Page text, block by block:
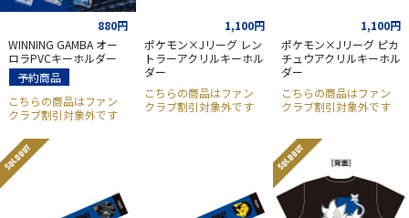
880円
WINNING GAMBA オー
ロラPVCキーホルダー
予約商品
こちらの商品はファン
クラブ割引対象外です
1,100円
ポケモン×Jリーグ レン
トラーアクリルキーホル
ダー
こちらの商品はファン
クラブ割引対象外です
1,100円
ポケモン×Jリーグ ピカ
チュウアクリルキーホル
ダー
こちらの商品はファン
クラブ割引対象外です
SOLD OUT SOLD OUT